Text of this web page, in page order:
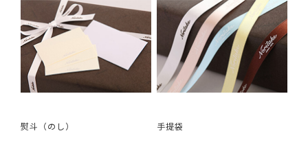
熨斗（のし） 手提袋